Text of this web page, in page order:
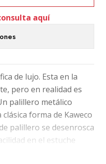
aquí
de lujo. Esta en la
pero en realidad es
palillero metálico
forma de Kaweco
palillero se desenrosca
en el estuche